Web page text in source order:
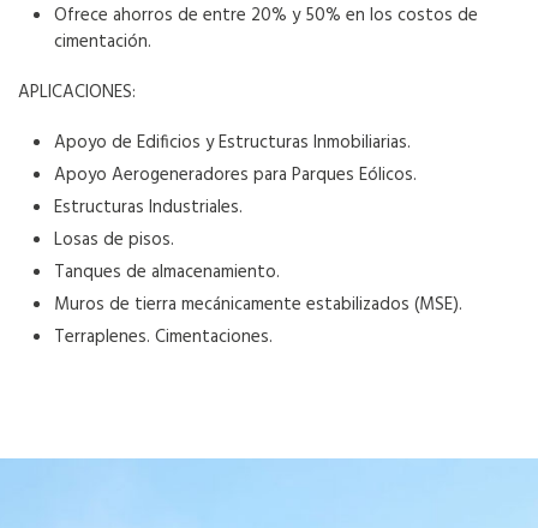
Ofrece ahorros de entre 20% y 50% en los costos de
cimentación.
APLICACIONES:
Apoyo de Edificios y Estructuras Inmobiliarias.
Apoyo Aerogeneradores para Parques Eólicos.
Estructuras Industriales.
Losas de pisos.
Tanques de almacenamiento.
Muros de tierra mecánicamente estabilizados (MSE).
Terraplenes. Cimentaciones.